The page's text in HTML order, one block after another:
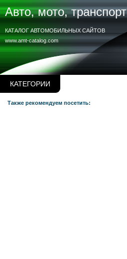
КАТЕГОРИИ
Авто, мото, транспорт
www.amt-catalog.com
КАТАЛОГ АВТОМОБИЛЬНЫХ САЙТОВ
Также рекомендуем посетить: